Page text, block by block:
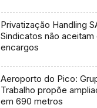
Privatização Handling
Sindicatos não
encargos
Aeroporto do Pico:
Trabalho propõe
em 690 metros